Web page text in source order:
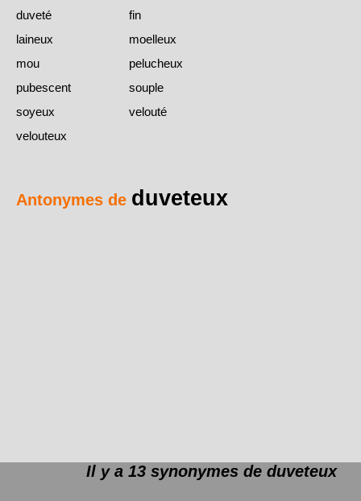
duveté
fin
laineux
moelleux
mou
pelucheux
pubescent
souple
soyeux
velouté
velouteux
Antonymes de duveteux
Il y a 13 synonymes de duveteux